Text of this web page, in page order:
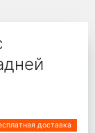
доставка